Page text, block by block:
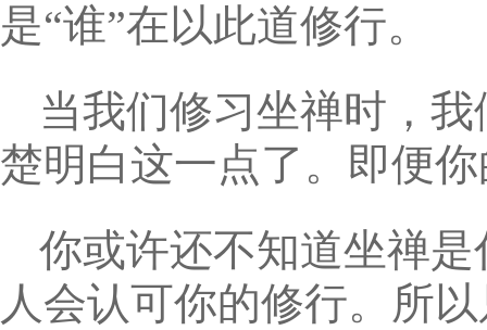
是“谁”在以此道修行。
当我们修习坐禅时，
楚明白这一点了。即便
你或许还不知道坐禅
人会认可你的修行。所